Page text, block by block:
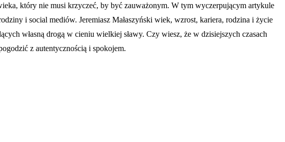
który nie musi krzyczeć, by być zauważonym. W tym wyczerpującym artykule
i social mediów. Jeremiasz Małaszyński wiek, wzrost, kariera, rodzina i życie
własną drogą w cieniu wielkiej sławy. Czy wiesz, że w dzisiejszych czasach
z autentycznością i spokojem.